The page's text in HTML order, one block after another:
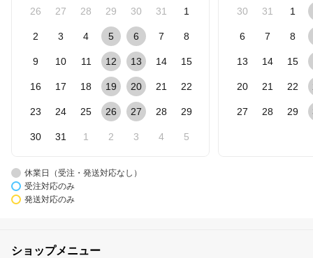
26 27 28 29 30 31 1
2 3 4 5 6 7 8
9 10 11 12 13 14 15
16 17 18 19 20 21 22
23 24 25 26 27 28 29
30 31 1 2 3 4 5
30 31 1
6 7 8
13 14 15
20 21 22
27 28 29
休業日（受注・発送対応なし）
受注対応のみ
発送対応のみ
ショップメニュー